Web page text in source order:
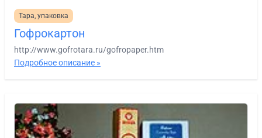
Тара, упаковка
Гофрокартон
http://www.gofrotara.ru/gofropaper.htm
Подробное описание »